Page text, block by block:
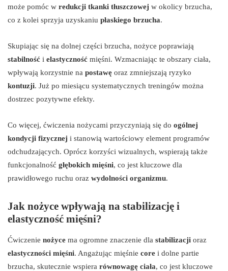
może pomóc w redukcji tkanki tłuszczowej w okolicy brzucha,
co z kolei sprzyja uzyskaniu płaskiego brzucha.
Skupiając się na dolnej części brzucha, nożyce poprawiają
stabilność i elastyczność mięśni. Wzmacniając te obszary ciała,
wpływają korzystnie na postawę oraz zmniejszają ryzyko
kontuzji. Już po miesiącu systematycznych treningów można
dostrzec pozytywne efekty.
Co więcej, ćwiczenia nożycami przyczyniają się do ogólnej
kondycji fizycznej i stanowią wartościowy element programów
odchudzających. Oprócz korzyści wizualnych, wspierają także
funkcjonalność głębokich mięśni, co jest kluczowe dla
prawidłowego ruchu oraz wydolności organizmu.
Jak nożyce wpływają na stabilizację i
elastyczność mięśni?
Ćwiczenie nożyce ma ogromne znaczenie dla stabilizacji oraz
elastyczności mięśni. Angażując mięśnie core i dolne partie
brzucha, skutecznie wspiera równowagę ciała, co jest kluczowe